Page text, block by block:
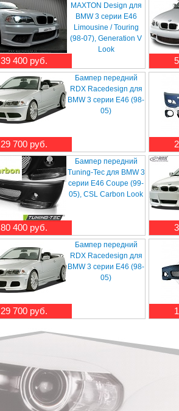
39 400 руб.
MAXTON Design для
BMW 3 серии E46
Limousine / Touring
(98-07), Generation V
Look
29 700 руб.
Бампер передний
RDX Racedesign для
BMW 3 серии E46 (98-
05)
80 400 руб.
Бампер передний
Tuning-Tec для BMW 3
серии E46 Coupe (99-
05), CSL Carbon Look
29 700 руб.
Бампер передний
RDX Racedesign для
BMW 3 серии E46 (98-
05)